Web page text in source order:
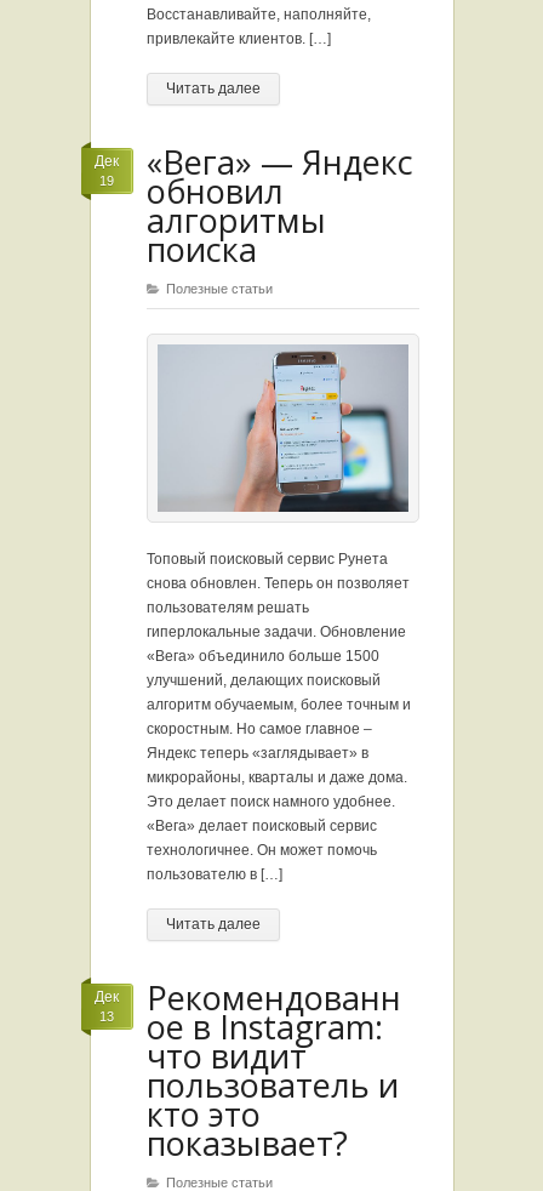
Восстанавливайте, наполняйте,
привлекайте клиентов. […]
Читать далее
Дек
19 «Вега» — Яндекс
обновил
алгоритмы
поиска
Полезные статьи
Топовый поисковый сервис Рунета
снова обновлен. Теперь он позволяет
пользователям решать
гиперлокальные задачи. Обновление
«Вега» объединило больше 1500
улучшений, делающих поисковый
алгоритм обучаемым, более точным и
скоростным. Но самое главное –
Яндекс теперь «заглядывает» в
микрорайоны, кварталы и даже дома.
Это делает поиск намного удобнее.
«Вега» делает поисковый сервис
технологичнее. Он может помочь
пользователю в […]
Читать далее
Дек
13 Рекомендованн
ое в Instagram:
что видит
пользователь и
кто это
показывает?
Полезные статьи